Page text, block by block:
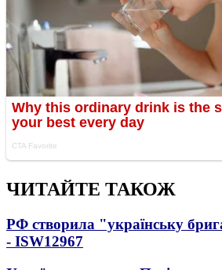
ЧИТАЙТЕ ТАКОЖ
РФ створила "українську
- ISW12967